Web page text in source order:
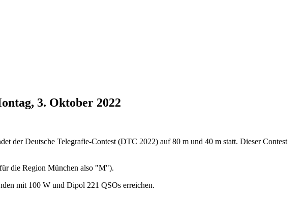
3. Oktober 2022
der Deutsche Telegrafie-Contest (DTC 2022) auf 80 m und 40 m statt. Dieser Contest
die Region München also "M").
mit 100 W und Dipol 221 QSOs erreichen.